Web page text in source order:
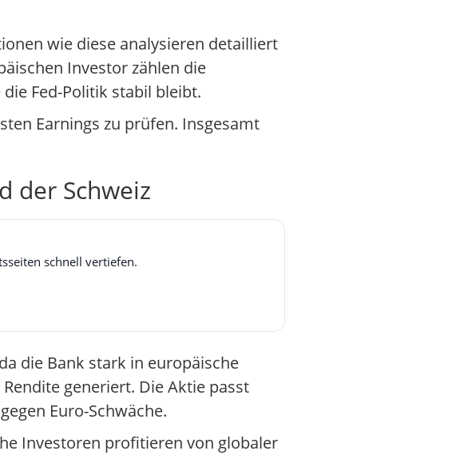
wie diese analysieren detailliert
Investor zählen die
Fed-Politik stabil bleibt.
Earnings zu prüfen. Insgesamt
der Schweiz
schnell vertiefen.
die Bank stark in europäische
generiert. Die Aktie passt
Euro-Schwäche.
Investoren profitieren von globaler